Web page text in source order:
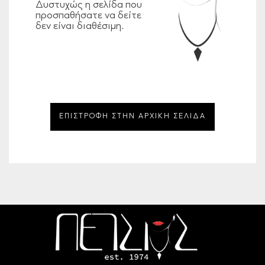
Δυστυχώς η σελίδα που
προσπαθήσατε να δείτε
δεν είναι διαθέσιμη.
ΕΠΙΣΤΡΟΦΗ ΣΤΗΝ ΑΡΧΙΚΗ ΣΕΛΙΔΑ